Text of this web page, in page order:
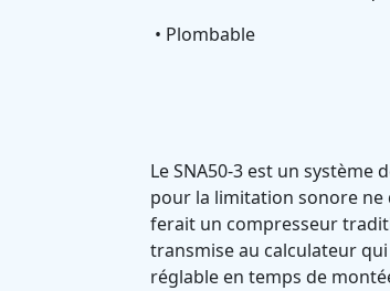
• Plombable
Le SNA50-3 est un
pour la limitation sonore ne
ferait un compresseur
transmise au calculateur
réglable en temps de